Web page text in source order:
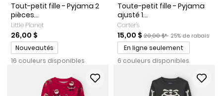
Tout-petit fille - Pyjama 2
pièces...
Little Planet
26,00 $
Promotions
Nouveautés
16 couleurs disponibles
Toute-petit fille - Pyjama
ajusté 1...
Carter's
Prix de solde
15,00 $ Prix ​​de détail suggéré par
20,00 $* Pourcentage de
25% de rabais
En ligne seulement
6 couleurs disponibles